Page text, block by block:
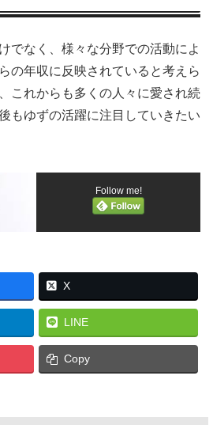
でなく、様々な分野での活動によ
の年収に反映されていると考えら
これからも多くの人々に愛され続
もゆずの活躍に注目していきたい
Follow me!
X
LINE
Copy